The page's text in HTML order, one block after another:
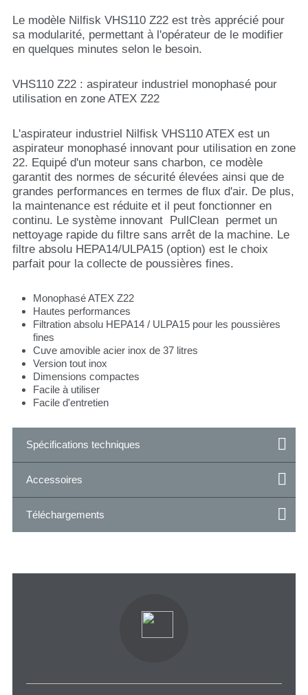
Le modèle Nilfisk VHS110 Z22 est très apprécié pour
sa modularité, permettant à l'opérateur de le modifier
en quelques minutes selon le besoin.
VHS110 Z22 : aspirateur industriel monophasé pour
utilisation en zone ATEX Z22
L'aspirateur industriel Nilfisk VHS110 ATEX est un
aspirateur monophasé innovant pour utilisation en zone
22. Equipé d'un moteur sans charbon, ce modèle
garantit des normes de sécurité élevées ainsi que de
grandes performances en termes de flux d'air. De plus,
la maintenance est réduite et il peut fonctionner en
continu. Le système innovant PullClean permet un
nettoyage rapide du filtre sans arrêt de la machine. Le
filtre absolu HEPA14/ULPA15 (option) est le choix
parfait pour la collecte de poussières fines.
Monophasé ATEX Z22
Hautes performances
Filtration absolu HEPA14 / ULPA15 pour les poussières
fines
Cuve amovible acier inox de 37 litres
Version tout inox
Dimensions compactes
Facile à utiliser
Facile d'entretien
Spécifications techniques
Accessoires
Téléchargements